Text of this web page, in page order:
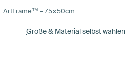
ArtFrame™ –75×50cm
Größe & Material selbst wählen